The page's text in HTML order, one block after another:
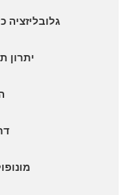
גלובליזציה
יתרון